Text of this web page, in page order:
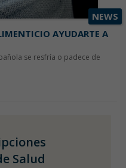
NEWS
AYUDARTE A
se resfría o padece de
Salud